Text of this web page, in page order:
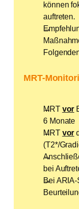
können
auftreten.
MRT-
MRT vor
6 Monate
MRT vor
(T2*/
bei
Bei